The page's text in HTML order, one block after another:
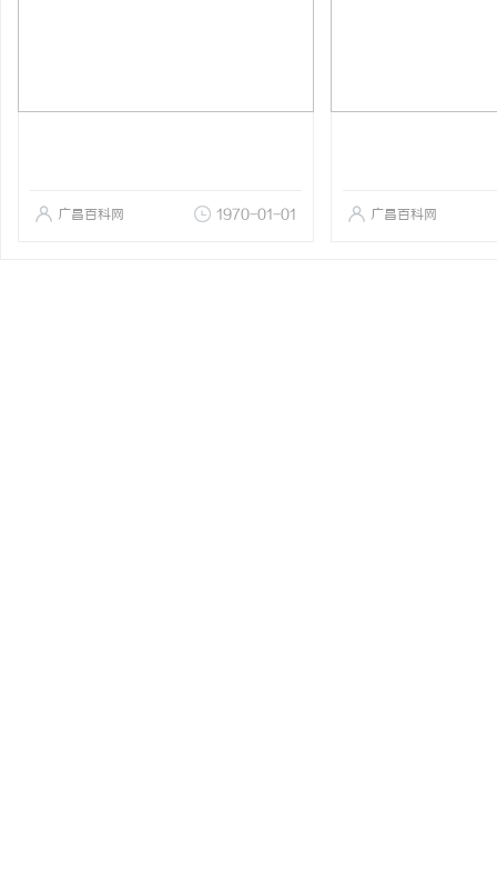
广昌百科网 1970-01-01 广昌百科网